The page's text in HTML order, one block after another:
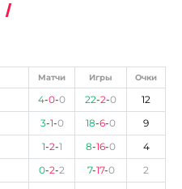
Матчи Игры Очки
4-0-0 22-2-0
12
3-1-0 18-6-0
9
1-2-1 8-16-0
4
0-2-2 7-17-0
2